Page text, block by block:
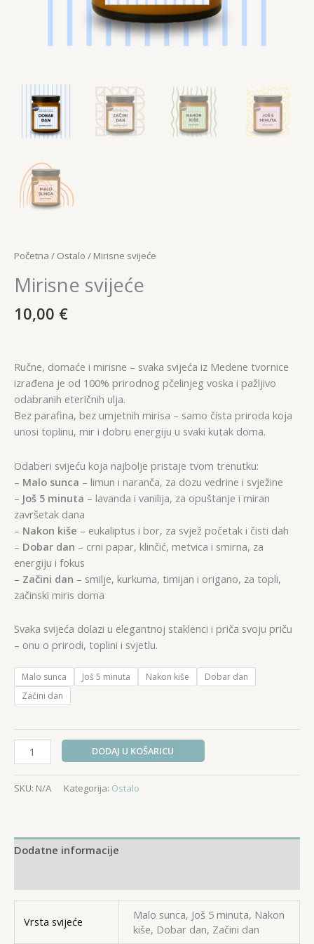
Početna / Ostalo / Mirisne svijeće
Mirisne svijeće
10,00 €
Ručne, domaće i mirisne – svaka svijeća iz Medene tvornice
izrađena je od 100% prirodnog pčelinjeg voska i pažljivo
odabranih eteričnih ulja.
Bez parafina, bez umjetnih mirisa – samo čista priroda koja
unosi toplinu, mir i dobru energiju u svaki kutak doma.
Odaberi svijeću koja najbolje pristaje tvom trenutku:
– Malo sunca – limun i naranča, za dozu vedrine i svježine
– Još 5 minuta – lavanda i vanilija, za opuštanje i miran
završetak dana
– Nakon kiše – eukaliptus i bor, za svjež početak i čisti dah
– Dobar dan – crni papar, klinčić, metvica i smirna, za
energiju i fokus
– Začini dan – smilje, kurkuma, timijan i origano, za topli,
začinski miris doma
Svaka svijeća dolazi u elegantnoj staklenci i priča svoju priču
– onu o prirodi, toplini i svjetlu.
Malo sunca Još 5 minuta Nakon kiše
Dobar dan
Začini dan
Mirisne
svijeće
količina
DODAJ U KOŠARICU
SKU: N/A Kategorija: Ostalo
Dodatne informacije
Vrsta svijeće
Malo sunca, Još 5 minuta, Nakon
kiše, Dobar dan, Začini dan